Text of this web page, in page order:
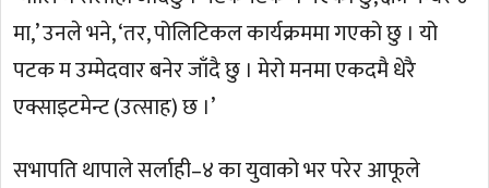
मा,’ उनले भने, ‘तर, पोलिटिकल कार्यक्रममा गएको छु । यो
पटक म उम्मेदवार बनेर जाँदै छु । मेरो मनमा एकदमै धेरै
एक्साइटमेन्ट (उत्साह) छ ।’
सभापति थापाले सर्लाही–४ का युवाको भर परेर आफूले